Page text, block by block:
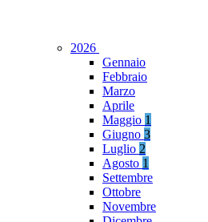
2026
Gennaio
Febbraio
Marzo
Aprile
Maggio 1
Giugno 3
Luglio 2
Agosto 1
Settembre
Ottobre
Novembre